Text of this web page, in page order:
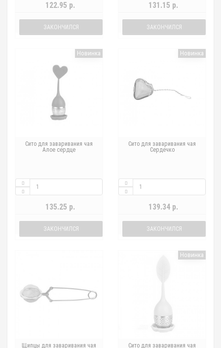
122.95 р.
ЗАКОНЧИЛСЯ
131.15 р.
ЗАКОНЧИЛСЯ
Новинка
Сито для заваривания чая
Алое сердце
135.25 р.
ЗАКОНЧИЛСЯ
Новинка
Сито для заваривания чая
Сердечко
139.34 р.
ЗАКОНЧИЛСЯ
Щипцы для заваривания чая
Новинка
Сито для заваривания чая